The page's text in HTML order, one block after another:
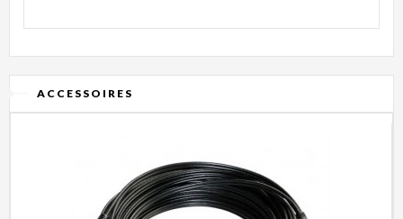
ACCESSOIRES